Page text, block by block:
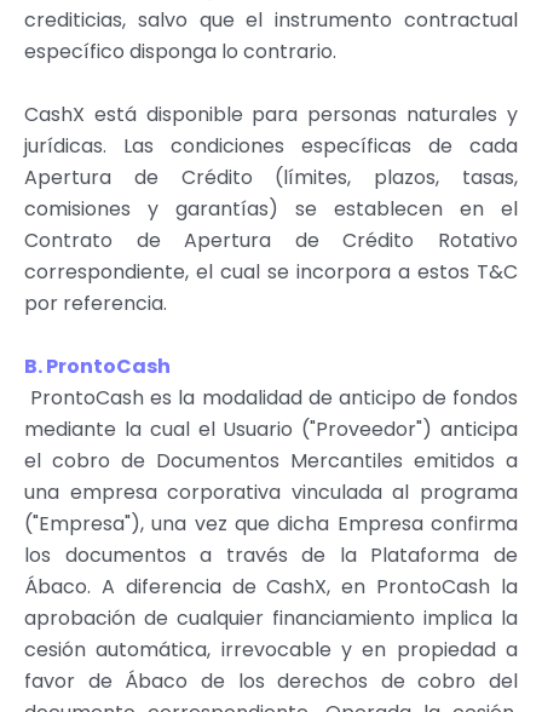
crediticias, salvo que el instrumento contractual
específico disponga lo contrario.
CashX está disponible para personas naturales y
jurídicas. Las condiciones específicas de cada
Apertura de Crédito (límites, plazos, tasas,
comisiones y garantías) se establecen en el
Contrato de Apertura de Crédito Rotativo
correspondiente, el cual se incorpora a estos T&C
por referencia.
B. ProntoCash
ProntoCash es la modalidad de anticipo de fondos
mediante la cual el Usuario ("Proveedor") anticipa
el cobro de Documentos Mercantiles emitidos a
una empresa corporativa vinculada al programa
("Empresa"), una vez que dicha Empresa confirma
los documentos a través de la Plataforma de
Ábaco. A diferencia de CashX, en ProntoCash la
aprobación de cualquier financiamiento implica la
cesión automática, irrevocable y en propiedad a
favor de Ábaco de los derechos de cobro del